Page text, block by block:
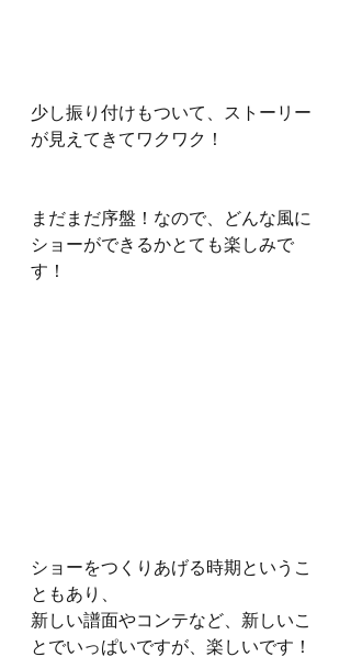
少し振り付けもついて、ストーリー
が見えてきてワクワク！
まだまだ序盤！なので、どんな風に
ショーができるかとても楽しみで
す！
ショーをつくりあげる時期というこ
ともあり、
新しい譜面やコンテなど、新しいこ
とでいっぱいですが、楽しいです！